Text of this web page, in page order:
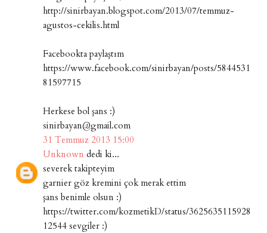
http://sinirbayan.blogspot.com/2013/07/temmuz-
agustos-cekilis.html
Facebookta paylaştım
https://www.facebook.com/sinirbayan/posts/5844531
81597715
Herkese bol şans :)
sinirbayan@gmail.com
31 Temmuz 2013 15:00
Unknown dedi ki...
severek takipteyim
garnier göz kremini çok merak ettim
şans benimle olsun :)
https://twitter.com/kozmetikD/status/3625635115928
12544 sevgiler :)